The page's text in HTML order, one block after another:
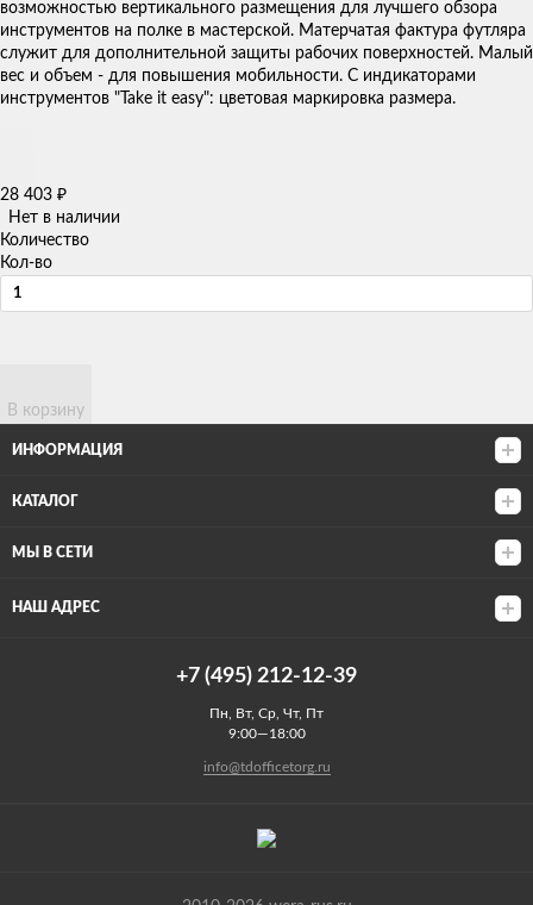
возможностью вертикального размещения для лучшего обзора
инструментов на полке в мастерской. Матерчатая фактура футляра
служит для дополнительной защиты рабочих поверхностей. Малый
вес и объем - для повышения мобильности. С индикаторами
инструментов "Take it easy": цветовая маркировка размера.
28 403 ₽
Нет в наличии
Количество
Кол-во
В корзину
ИНФОРМАЦИЯ
КАТАЛОГ
МЫ В СЕТИ
НАШ АДРЕС
+7 (495) 212-12-39
Пн, Вт, Ср, Чт, Пт
9:00—18:00
info@tdofficetorg.ru